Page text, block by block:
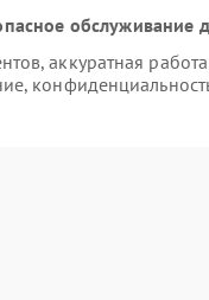
обслуживание
аккуратная